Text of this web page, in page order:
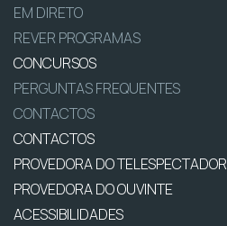
EM DIRETO
REVER PROGRAMAS
CONCURSOS
PERGUNTAS FREQUENTES
CONTACTOS
CONTACTOS
PROVEDORA DO TELESPECTADOR
PROVEDORA DO OUVINTE
ACESSIBILIDADES